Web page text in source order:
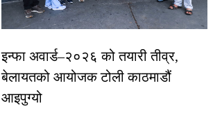
इन्फा अवार्ड–२०२६ को तयारी तीव्र,
बेलायतको आयोजक टोली काठमाडौं
आइपुग्यो